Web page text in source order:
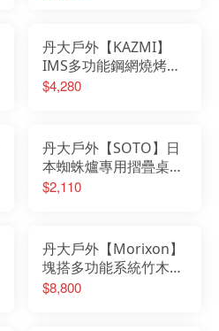
丹大戶外【KAZMI】
IMS多功能鋼網燒烤桌
含收納袋 K20T3U006│
桌
$4,280
丹大戶外【SOTO】日
本蜘蛛爐專用摺疊桌
ST-3107 桌子｜摺疊桌
$2,110
丹大戶外【Morixon】
塊搭多功能系統竹木桌
套組 MT-3B
$8,800